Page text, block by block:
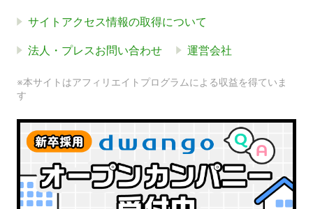
サイトアクセス情報の取得について
法人・プレスお問い合わせ 運営会社
※本サイトはアフィリエイトプログラムによる収益を得ていま
す